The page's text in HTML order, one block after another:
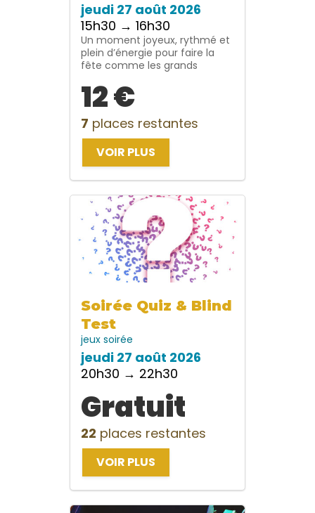
jeudi 27 août 2026
15h30 → 16h30
Un moment joyeux, rythmé et
plein d’énergie pour faire la
fête comme les grands
12 €
7 places restantes
VOIR PLUS
Soirée Quiz & Blind
Test
jeux soirée
jeudi 27 août 2026
20h30 → 22h30
Gratuit
22 places restantes
VOIR PLUS